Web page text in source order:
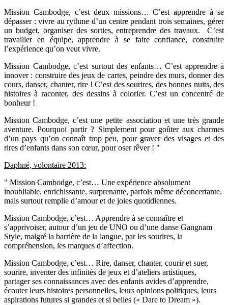
Mission Cambodge, c’est deux missions… C’est apprendre à se
dépasser : vivre au rythme d’un centre pendant trois semaines, gérer
un budget, organiser des sorties, entreprendre des travaux.
C’est
travailler en équipe, apprendre à se faire confiance, construire
l’expérience qu’on veut vivre.
Mission Cambodge, c’est surtout des enfants… C’est apprendre à
innover : construire des jeux de cartes, peindre des murs, donner des
cours, danser, chanter, rire ! C’est des sourires, des bonnes nuits, des
histoires à raconter, des dessins à colorier. C’est un concentré de
bonheur !
Mission Cambodge, c’est une petite association et une très grande
aventure. Pourquoi partir ? Simplement pour goûter aux charmes
d’un pays qu’on connaît trop peu, pour graver des visages et des
rires d’enfants dans son cœur, pour oser rêver ! "
Daphné, volontaire 2013:
" Mission Cambodge, c’est… Une expérience absolument
inoubliable, enrichissante, surprenante, parfois même déconcertante,
mais surtout remplie d’amour et de joies quotidiennes.
Mission Cambodge, c’est… Apprendre à se connaître et
s’apprivoiser, autour d’un jeu de UNO ou d’une danse Gangnam
Style, malgré la barrière de la langue, par les sourires, la
compréhension, les marques d’affection.
Mission Cambodge, c’est… Rire, danser, chanter, courir et suer,
sourire, inventer des infinités de jeux et d’ateliers artistiques,
partager ses connaissances avec des enfants avides d’apprendre,
écouter leurs histoires personnelles, leurs opinions politiques, leurs
aspirations futures si grandes et si belles (« Dare to Dream »).